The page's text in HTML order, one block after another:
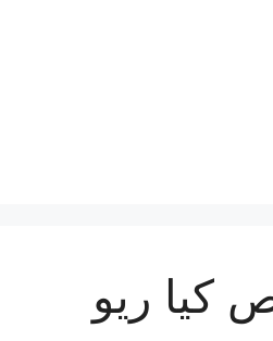
كيا ريو